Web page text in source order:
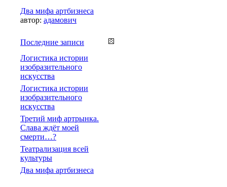
Два мифа артбизнеса
автор: адамович
Последние записи
Логистика истории
изобразительного
искусства
Логистика истории
изобразительного
искусства
Третий миф артрынка.
Слава ждёт моей
смерти…?
Театрализация всей
культуры
Два мифа артбизнеса